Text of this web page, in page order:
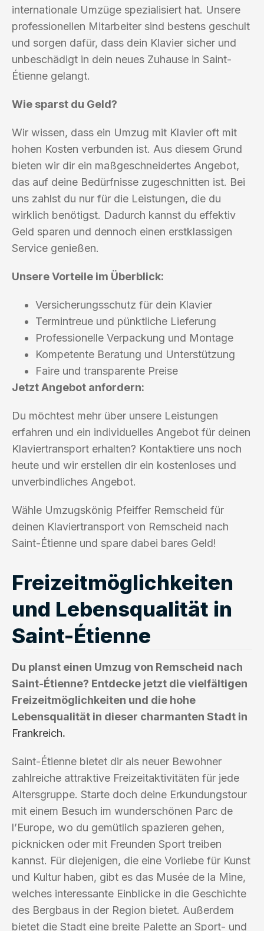
internationale Umzüge spezialisiert hat. Unsere
professionellen Mitarbeiter sind bestens geschult
und sorgen dafür, dass dein Klavier sicher und
unbeschädigt in dein neues Zuhause in Saint-
Étienne gelangt.
Wie sparst du Geld?
Wir wissen, dass ein Umzug mit Klavier oft mit
hohen Kosten verbunden ist. Aus diesem Grund
bieten wir dir ein maßgeschneidertes Angebot,
das auf deine Bedürfnisse zugeschnitten ist. Bei
uns zahlst du nur für die Leistungen, die du
wirklich benötigst. Dadurch kannst du effektiv
Geld sparen und dennoch einen erstklassigen
Service genießen.
Unsere Vorteile im Überblick:
Versicherungsschutz für dein Klavier
Termintreue und pünktliche Lieferung
Professionelle Verpackung und Montage
Kompetente Beratung und Unterstützung
Faire und transparente Preise
Jetzt Angebot anfordern:
Du möchtest mehr über unsere Leistungen
erfahren und ein individuelles Angebot für deinen
Klaviertransport erhalten? Kontaktiere uns noch
heute und wir erstellen dir ein kostenloses und
unverbindliches Angebot.
Wähle Umzugskönig Pfeiffer Remscheid für
deinen Klaviertransport von Remscheid nach
Saint-Étienne und spare dabei bares Geld!
Freizeitmöglichkeiten
und Lebensqualität in
Saint-Étienne
Du planst einen Umzug von Remscheid nach
Saint-Étienne? Entdecke jetzt die vielfältigen
Freizeitmöglichkeiten und die hohe
Lebensqualität in dieser charmanten Stadt in
Frankreich.
Saint-Étienne bietet dir als neuer Bewohner
zahlreiche attraktive Freizeitaktivitäten für jede
Altersgruppe. Starte doch deine Erkundungstour
mit einem Besuch im wunderschönen Parc de
l’Europe, wo du gemütlich spazieren gehen,
picknicken oder mit Freunden Sport treiben
kannst. Für diejenigen, die eine Vorliebe für Kunst
und Kultur haben, gibt es das Musée de la Mine,
welches interessante Einblicke in die Geschichte
des Bergbaus in der Region bietet. Außerdem
bietet die Stadt eine breite Palette an Sport- und